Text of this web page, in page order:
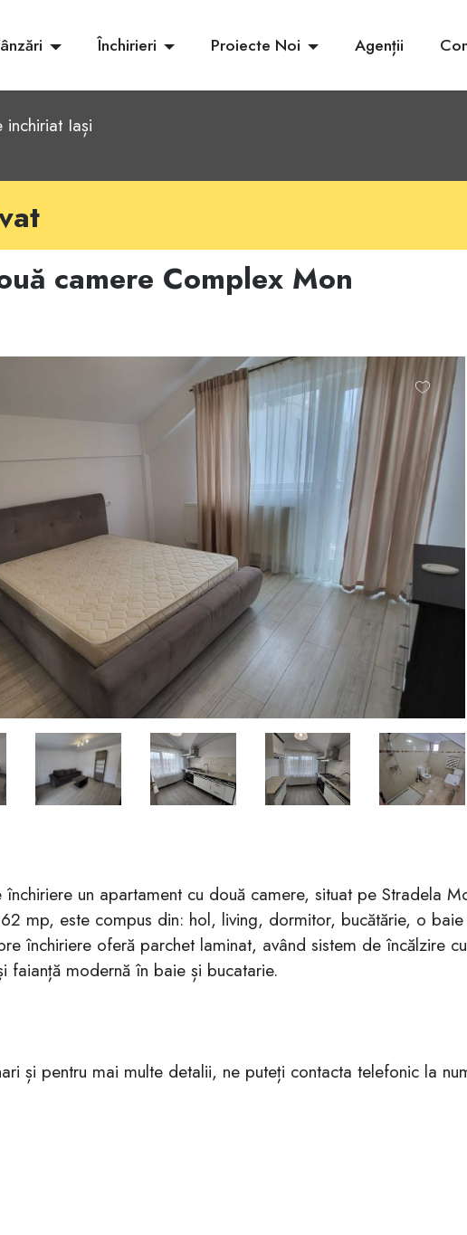
Închirieri Proiecte Noi Agenții
Iași
camere Complex Mon
închiriere un apartament cu două camere, situat pe Stradela
mp, este compus din: hol, living, dormitor, bucătărie, o
închiriere oferă parchet laminat, având sistem de încălzire
faianță modernă în baie și bucatarie.
și pentru mai multe detalii, ne puteți contacta telefonic la